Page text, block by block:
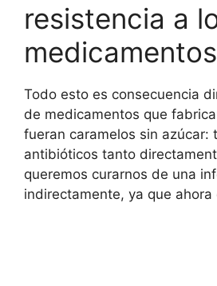
resistencia a
Todo esto es consecuencia
de medicamentos que
fueran caramelos sin azúcar:
antibióticos tanto
queremos curarnos de una
indirectamente, ya que